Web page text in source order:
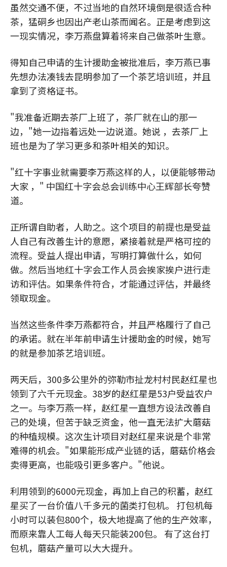
虽然交通不便，不过当地的自然环境倒是很适合种
茶，猛硐乡也因出产老山茶而闻名。正是考虑到这
一现实情况，李万燕盘算着将来自己做茶叶生意。
得知自己申请的生计援助金被批准后，李万燕已事
先想办法凑钱去昆明参加了一个茶艺培训班，并且
拿到了资格证书。
"我准备近期去茶厂上班了，茶厂就在山的那一
边，"她一边指着远处一边说道。她说 ，去茶厂上
班也是为了学习更多和茶叶相关的知识。
"红十字事业就需要李万燕这样的人，以便能够带动
大家 ，" 中国红十字会总会训练中心王辉部长夸赞
道。
正所谓自助者，人助之。这个项目的前提也是受益
人自己有改善生计的意愿，紧接着就是严格可控的
流程。受益人提出申请，写明打算做什么，如何
做。然后当地红十字会工作人员会挨家挨户进行走
访和评估。如果条件符合，才能通过评估，并最终
领取现金。
当然这些条件李万燕都符合，并且严格履行了自己
的承诺。就在半年前申请生计援助金的时候，她写
的就是参加茶艺培训班。
两天后，300多公里外的弥勒市扯龙村村民赵红星也
领到了六千元现金。38岁的赵红星是53户受益农户
之一。与李万燕一样，赵红星一直想方设法改善自
己的处境，但苦于缺乏资金，他一直无法扩大蘑菇
的种植规模。这次生计项目对赵红星来说是个非常
难得的机会。"如果能形成产业链的话，蘑菇价格会
卖得更高，也能吸引更多客户。"他说。
利用领到的6000元现金，再加上自己的积蓄，赵红
星买了一台价值八千多元的菌类打包机。 打包机每
小时可以装包800个，极大地提高了他的生产效率，
而原来靠人工每人每天只能装200包。 有了这台打
包机，蘑菇产量可以大大提升。